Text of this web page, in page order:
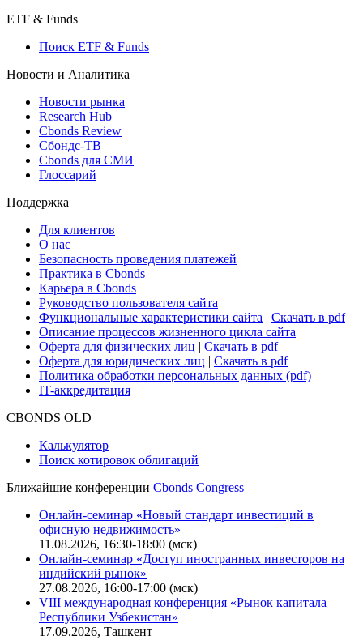
ETF & Funds
Поиск ETF & Funds
Новости и Аналитика
Новости рынка
Research Hub
Cbonds Review
Сбондс-ТВ
Cbonds для СМИ
Глоссарий
Поддержка
Для клиентов
О нас
Безопасность проведения платежей
Практика в Cbonds
Карьера в Cbonds
Руководство пользователя сайта
Функциональные характеристики сайта | Скачать в pdf
Описание процессов жизненного цикла сайта
Оферта для физических лиц | Скачать в pdf
Оферта для юридических лиц | Скачать в pdf
Политика обработки персональных данных (pdf)
IT-аккредитация
CBONDS OLD
Калькулятор
Поиск котировок облигаций
Ближайшие конференции Cbonds Congress
Онлайн-семинар «Новый стандарт инвестиций в
офисную недвижимость»
11.08.2026, 16:30-18:00 (мск)
Онлайн-семинар «Доступ иностранных инвесторов на
индийский рынок»
27.08.2026, 16:00-17:00 (мск)
VIII международная конференция «Рынок капитала
Республики Узбекистан»
17.09.2026, Ташкент